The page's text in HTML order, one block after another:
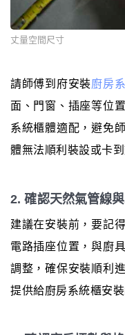
丈量空間尺寸
請師傅到府安裝廚房
面、門窗、插座等位
系統櫃體適配，避免
體無法順利裝設或卡到
2. 確認天然氣管線
建議在安裝前，要記
電路插座位置，與廚
調整，確保安裝順利
提供給廚房系統櫃安